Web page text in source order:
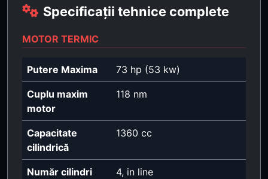
Specificații tehnice complete
MOTOR TERMIC
Putere Maxima 73 hp (53 kw)
Cuplu maxim
motor
118 nm
Capacitate
cilindrică
1360 cc
Număr cilindri 4, in line